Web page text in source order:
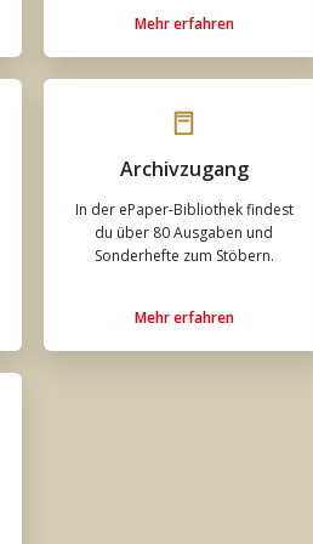
Mehr erfahren
Archivzugang
In der ePaper-Bibliothek findest
du über 80 Ausgaben und
Sonderhefte zum Stöbern.
Mehr erfahren